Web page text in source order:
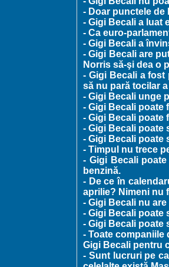
- Doar punctele de
- Gigi Becali a luat
- Ca euro-
- Gigi Becali a
- Gigi Becali are
Norris să-şi dea o
- Gigi Becali a fost
să nu pară tocilar
- Gigi Becali unge
- Gigi Becali poate
- Gigi Becali poate
- Gigi Becali poate
- Gigi Becali poate
- Timpul nu trece
- Gigi Becali
benzină.
- De ce în
aprilie? Nimeni nu
- Gigi Becali nu
- Gigi Becali poate
- Gigi Becali poate
- Toate companiile
Gigi Becali pentru
- Sunt lucruri pe